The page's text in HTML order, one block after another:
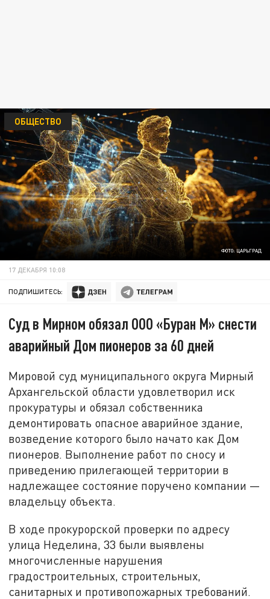
ФОТО: ЦАРЬГРАД
ОБЩЕСТВО
17 ДЕКАБРЯ 10:08
ПОДПИШИТЕСЬ:
Суд в Мирном обязал ООО «Буран М» снести
аварийный Дом пионеров за 60 дней
Мировой суд муниципального округа Мирный
Архангельской области удовлетворил иск
прокуратуры и обязал собственника
демонтировать опасное аварийное здание,
возведение которого было начато как Дом
пионеров. Выполнение работ по сносу и
приведению прилегающей территории в
надлежащее состояние поручено компании —
владельцу объекта.
В ходе прокурорской проверки по адресу
улица Неделина, 33 были выявлены
многочисленные нарушения
градостроительных, строительных,
санитарных и противопожарных требований.